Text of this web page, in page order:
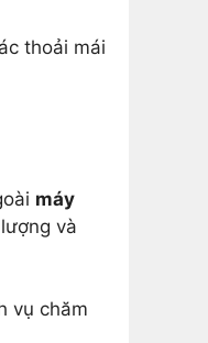
thoải mái
máy
và
vụ chăm